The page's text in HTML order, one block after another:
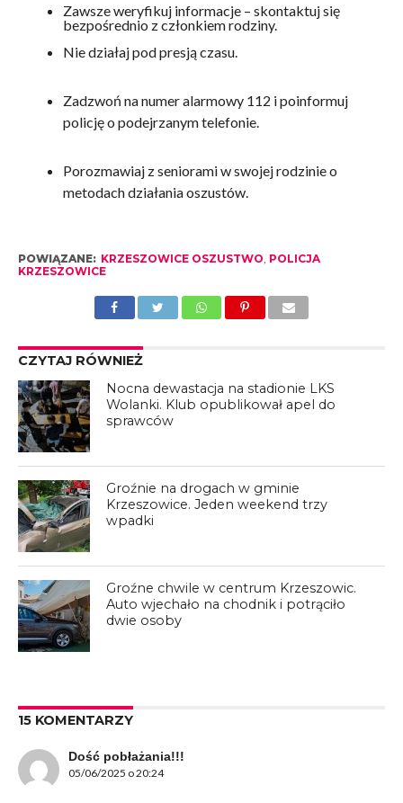
Zawsze weryfikuj informacje – skontaktuj się
bezpośrednio z członkiem rodziny.
Nie działaj pod presją czasu.
Zadzwoń na numer alarmowy 112 i poinformuj
policję o podejrzanym telefonie.
Porozmawiaj z seniorami w swojej rodzinie o
metodach działania oszustów.
POWIĄZANE: KRZESZOWICE OSZUSTWO POLICJA
KRZESZOWICE
CZYTAJ RÓWNIEŻ
Nocna dewastacja na stadionie LKS
Wolanki. Klub opublikował apel do
sprawców
Groźnie na drogach w gminie
Krzeszowice. Jeden weekend trzy
wpadki
Groźne chwile w centrum Krzeszowic.
Auto wjechało na chodnik i potrąciło
dwie osoby
15 KOMENTARZY
Dość pobłażania!!!
05/06/2025 o 20:24